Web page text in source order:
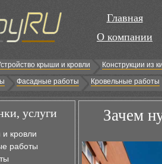
Главная
О компании
крыши и кровли
Конструкции из
Фасадные работы Кровельные работы
услуги
кровли
работы
Зачем